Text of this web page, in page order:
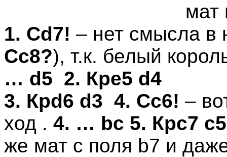
мат
1. Сd7! – нет смысла в
Сc8?), т.к. белый
… d5 2. Крe5 d4
3. Крd6 d3 4. Сc6! –
ход . 4. … bc 5. Крc7 c5
же мат с поля b7 и